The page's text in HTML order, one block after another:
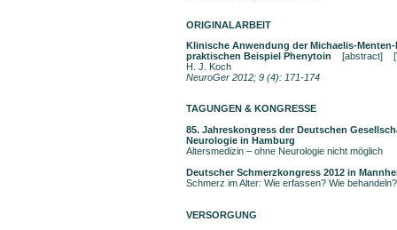
ORIGINALARBEIT
Klinische Anwendung der Michaelis-
praktischen Beispiel Phenytoin
[abstract]
H. J. Koch
NeuroGer 2012; 9 (4): 171-174
TAGUNGEN & KONGRESSE
85. Jahreskongress der Deutschen
Neurologie in Hamburg
Altersmedizin – ohne Neurologie nicht möglich
Deutscher Schmerzkongress 2012 in
Schmerz im Alter: Wie erfassen? Wie
VERSORGUNG